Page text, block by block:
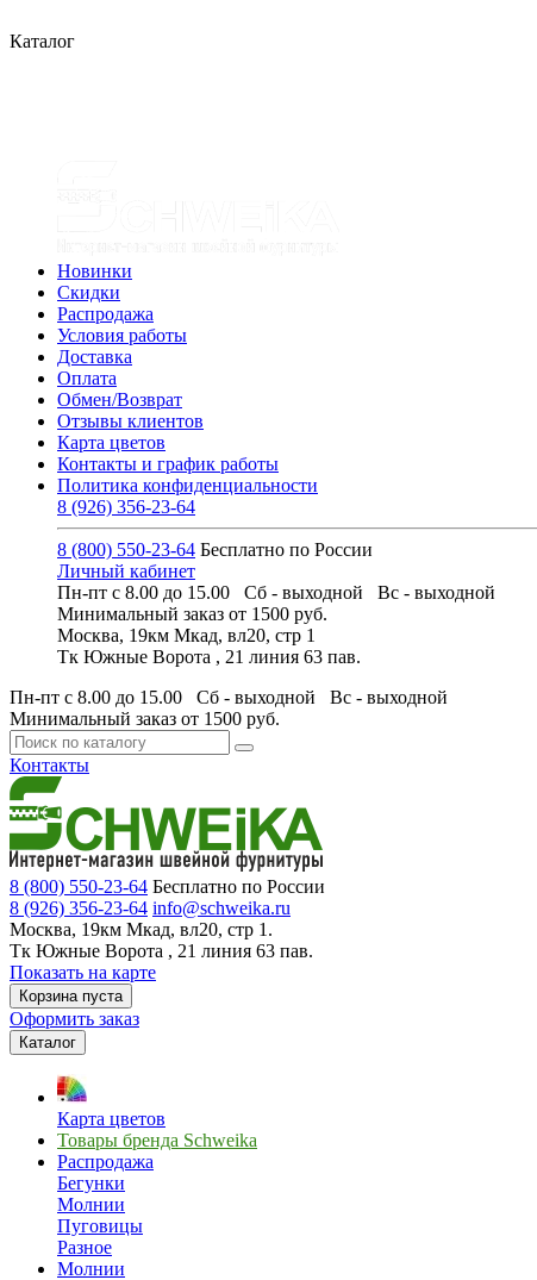
Каталог
Новинки
Скидки
Распродажа
Условия работы
Доставка
Оплата
Обмен/Возврат
Отзывы клиентов
Карта цветов
Контакты и график работы
Политика конфиденциальности
8 (926) 356-23-64
8 (800) 550-23-64 Бесплатно по России
Личный кабинет
Пн-пт с 8.00 до 15.00 Сб - выходной Вс - выходной
Минимальный заказ от 1500 руб.
Москва, 19км Мкад, вл20, стр 1
Тк Южные Ворота , 21 линия 63 пав.
Пн-пт с 8.00 до 15.00 Сб - выходной Вс - выходной
Минимальный заказ от 1500 руб.
Контакты
8 (800) 550-23-64 Бесплатно по России
8 (926) 356-23-64 info@schweika.ru
Москва, 19км Мкад, вл20, стр 1.
Тк Южные Ворота , 21 линия 63 пав.
Показать на карте
Корзина пуста
Оформить заказ
Каталог
Карта цветов
Товары бренда Schweika
Распродажа
Бегунки
Молнии
Пуговицы
Разное
Молнии